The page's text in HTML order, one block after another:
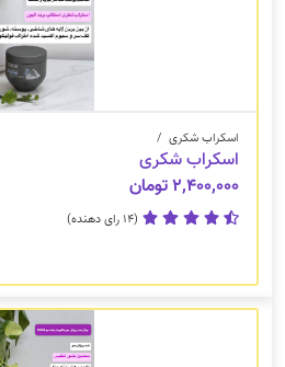
اسکراب شکری /
اسکراب شکری
۲,۴۰۰,۰۰۰ تومان
(14 رای دهنده)